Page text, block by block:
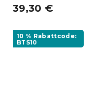
39,30 €
10 % Rabattcode:
BTS10